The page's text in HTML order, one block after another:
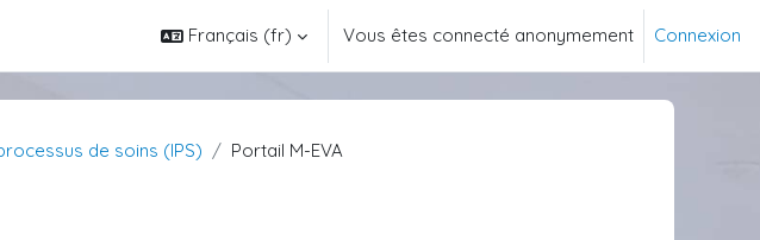
Français ‎(fr)‎ Vous êtes connecté anonymement Connexion
de soins (IPS) Portail M-EVA